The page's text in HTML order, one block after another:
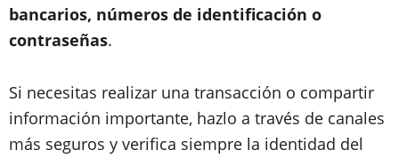
bancarios, números de identificación o
contraseñas.
Si necesitas realizar una transacción o compartir
información importante, hazlo a través de canales
más seguros y verifica siempre la identidad del